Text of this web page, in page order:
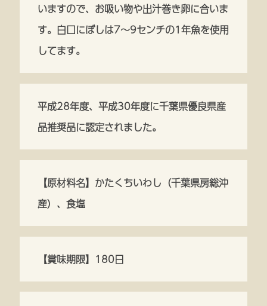
いますので、お吸い物や出汁巻き卵に合いま
す。白口にぼしは7～9センチの1年魚を使用
してます。
平成28年度、平成30年度に千葉県優良県産
品推奨品に認定されました。
【原材料名】かたくちいわし（千葉県房総沖
産）、食塩
【賞味期限】180日